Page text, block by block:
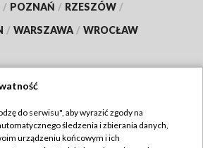
/ POZNAŃ / RZESZÓW /
/ WARSZAWA / WROCŁAW
TVP
do serwisu", aby wyrazić zgody na
śledzenia i zbierania danych,
urządzeniu końcowym i ich